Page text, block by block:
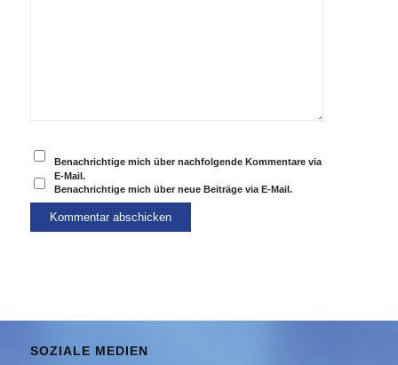
Benachrichtige mich über nachfolgende Kommentare via
E-Mail.
Benachrichtige mich über neue Beiträge via E-Mail.
SOZIALE MEDIEN